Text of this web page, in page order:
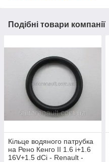
Подібні товари компанії
Кільце водяного патрубка
на Рено Кенго II 1.6 i+1.6
16V+1.5 dCi - Renault -